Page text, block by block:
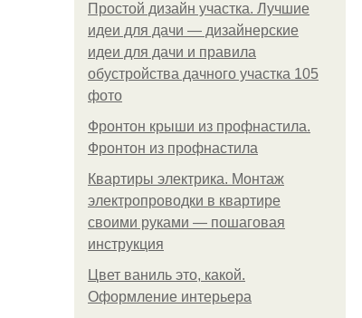
Простой дизайн участка. Лучшие
идеи для дачи — дизайнерские
идеи для дачи и правила
обустройства дачного участка 105
фото
Фронтон крыши из профнастила.
Фронтон из профнастила
Квартиры электрика. Монтаж
электропроводки в квартире
своими руками — пошаговая
инструкция
Цвет ваниль это, какой.
Оформление интерьера